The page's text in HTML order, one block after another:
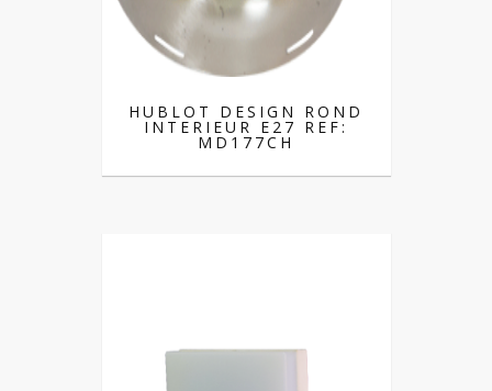
HUBLOT DESIGN ROND
INTERIEUR E27 REF:
MD177CH